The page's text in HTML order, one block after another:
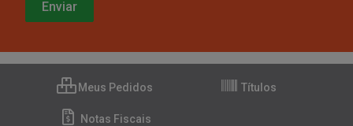
Meus Pedidos Títulos
Notas Fiscais